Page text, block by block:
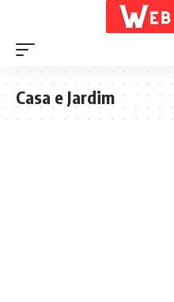
Casa e Jardim